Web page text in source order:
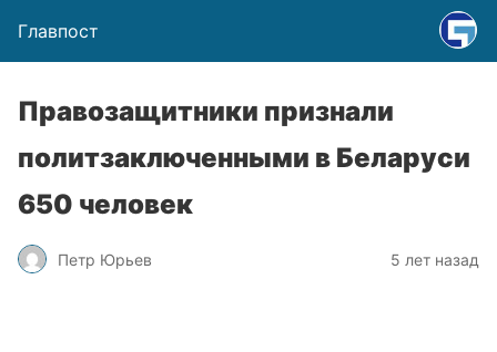
Главпост
Правозащитники признали
политзаключенными в Беларуси
650 человек
Петр Юрьев 5 лет назад